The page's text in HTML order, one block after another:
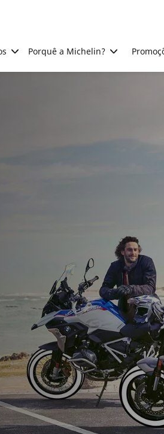
Porquê a Michelin?